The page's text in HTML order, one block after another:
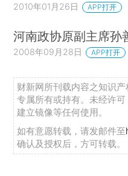
2010年01月26日 APP打开
河南政协原副主席孙
2008年09月28日 APP打开
财新网所刊载内容之知识
专属所有或持有。未经许
建立镜像等任何使用。
如有意愿转载，请发邮件至
确认及授权后，方可转载。